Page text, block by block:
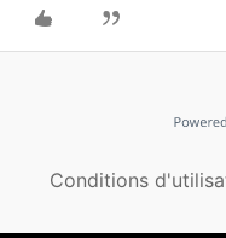
Conditions